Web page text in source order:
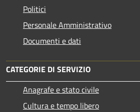
Politici
Personale Amministrativo
Documenti e dati
CATEGORIE DI SERVIZIO
Anagrafe e stato civile
Cultura e tempo libero